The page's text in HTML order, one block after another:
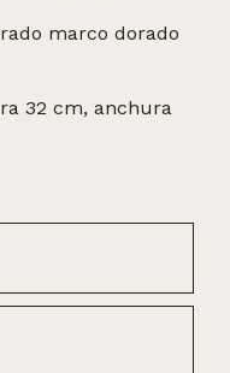
marco dorado
32 cm, anchura